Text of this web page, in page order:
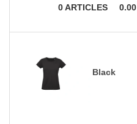
0ARTICLES 0.00
Black